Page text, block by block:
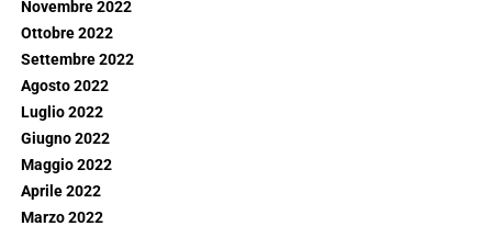
Novembre 2022
Ottobre 2022
Settembre 2022
Agosto 2022
Luglio 2022
Giugno 2022
Maggio 2022
Aprile 2022
Marzo 2022